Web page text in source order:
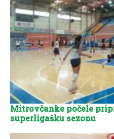
Mitrovčanke počele
superligašku sezonu